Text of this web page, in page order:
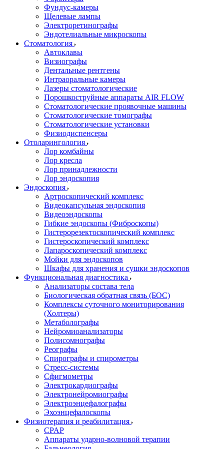
Фундус-камеры
Щелевые лампы
Электроретинографы
Эндотелиальные микроскопы
Стоматология
Автоклавы
Визиографы
Дентальные рентгены
Интраоральные камеры
Лазеры стоматологические
Порошкоструйные аппараты AIR FLOW
Стоматологические проявочные машины
Стоматологические томографы
Стоматологические установки
Физиодиспенсеры
Отоларингология
Лор комбайны
Лор кресла
Лор принадлежности
Лор эндоскопия
Эндоскопия
Артроскопический комплекс
Видеокапсульная эндоскопия
Видеоэндоскопы
Гибкие эндоскопы (Фиброcкопы)
Гистерорезектоскопический комплекс
Гистероскопический комплекс
Лапароскопический комплекс
Мойки для эндоскопов
Шкафы для хранения и сушки эндоскопов
Функциональная диагностика
Анализаторы состава тела
Биологическая обратная связь (БОС)
Комплексы суточного мониторирования
(Холтеры)
Метаболографы
Нейромиоанализаторы
Полисомнографы
Реографы
Спирографы и спирометры
Стресс-системы
Сфигмометры
Электрокардиографы
Электронейромиографы
Электроэнцефалографы
Эхоэнцефалоскопы
Физиотерапия и реабилитация
CPAP
Аппараты ударно-волновой терапии